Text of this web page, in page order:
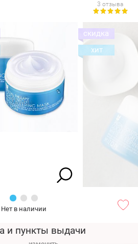
3 отзыва
Нет в наличии
и пункты выдачи